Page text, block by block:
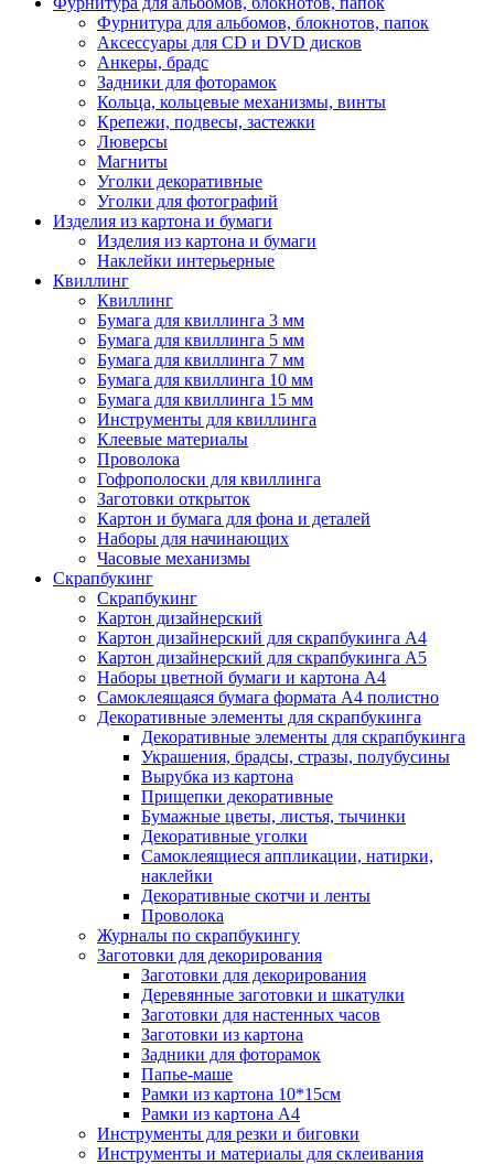
Фурнитура для альбомов, блокнотов, папок
Аксессуары для CD и DVD дисков
Анкеры, брадс
Задники для фоторамок
Кольца, кольцевые механизмы, винты
Крепежи, подвесы, застежки
Люверсы
Магниты
Уголки декоративные
Уголки для фотографий
Изделия из картона и бумаги
Изделия из картона и бумаги
Наклейки интерьерные
Квиллинг
Квиллинг
Бумага для квиллинга 3 мм
Бумага для квиллинга 5 мм
Бумага для квиллинга 7 мм
Бумага для квиллинга 10 мм
Бумага для квиллинга 15 мм
Инструменты для квиллинга
Клеевые материалы
Проволока
Гофрополоски для квиллинга
Заготовки открыток
Картон и бумага для фона и деталей
Наборы для начинающих
Часовые механизмы
Скрапбукинг
Скрапбукинг
Картон дизайнерский
Картон дизайнерский для скрапбукинга А4
Картон дизайнерский для скрапбукинга А5
Наборы цветной бумаги и картона А4
Самоклеящаяся бумага формата А4 полистно
Декоративные элементы для скрапбукинга
Декоративные элементы для скрапбукинга
Украшения, брадсы, стразы, полубусины
Вырубка из картона
Прищепки декоративные
Бумажные цветы, листья, тычинки
Декоративные уголки
Самоклеящиеся аппликации, натирки,
наклейки
Декоративные скотчи и ленты
Проволока
Журналы по скрапбукингу
Заготовки для декорирования
Заготовки для декорирования
Деревянные заготовки и шкатулки
Заготовки для настенных часов
Заготовки из картона
Задники для фоторамок
Папье-маше
Рамки из картона 10*15см
Рамки из картона А4
Инструменты для резки и биговки
Инструменты и материалы для склеивания